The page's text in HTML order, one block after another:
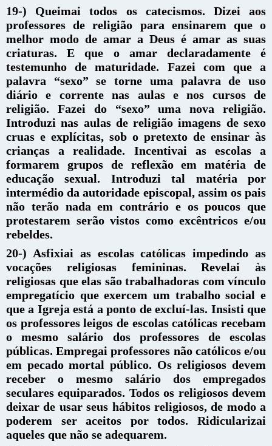
19-) Queimai todos os catecismos. Dizei aos
professores de religião para ensinarem que o
melhor modo de amar a Deus é amar as suas
criaturas. E que o amar declaradamente é
testemunho de maturidade. Fazei com que a
palavra “sexo” se torne uma palavra de uso
diário e corrente nas aulas e nos cursos de
religião. Fazei do “sexo” uma nova religião.
Introduzi nas aulas de religião imagens de sexo
cruas e explícitas, sob o pretexto de ensinar às
crianças a realidade. Incentivai as escolas a
formarem grupos de reflexão em matéria de
educação sexual. Introduzi tal matéria por
intermédio da autoridade episcopal, assim os pais
não terão nada em contrário e os poucos que
protestarem serão vistos como excêntricos e/ou
rebeldes.
20-) Asfixiai as escolas católicas impedindo as
vocações religiosas femininas. Revelai às
religiosas que elas são trabalhadoras com vínculo
empregatício que exercem um trabalho social e
que a Igreja está a ponto de excluí-las. Insisti que
os professores leigos de escolas católicas recebam
o mesmo salário dos professores de escolas
públicas. Empregai professores não católicos e/ou
em pecado mortal público. Os religiosos devem
receber o mesmo salário dos empregados
seculares equiparados. Todos os religiosos devem
deixar de usar seus hábitos religiosos, de modo a
poderem ser aceitos por todos. Ridicularizai
aqueles que não se adequarem.